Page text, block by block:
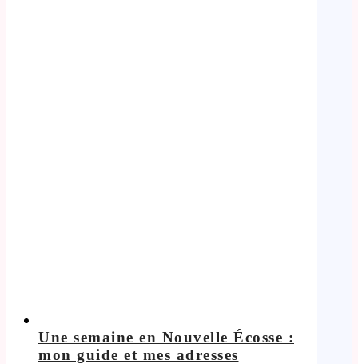
Une semaine en Nouvelle Écosse :
mon guide et mes adresses